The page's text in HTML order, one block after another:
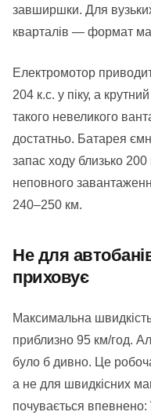
завширшки. Для
кварталів — формат
Електромотор
204 к.с. у піку, а
такого невеликого
достатньо. Батарея
запас ходу близько 200
неповного
240–250 км.
Не для
приховує
Максимальна
приблизно 95 км/год.
було б дивно. Це
а не для швидкісних
почувається впевнено: